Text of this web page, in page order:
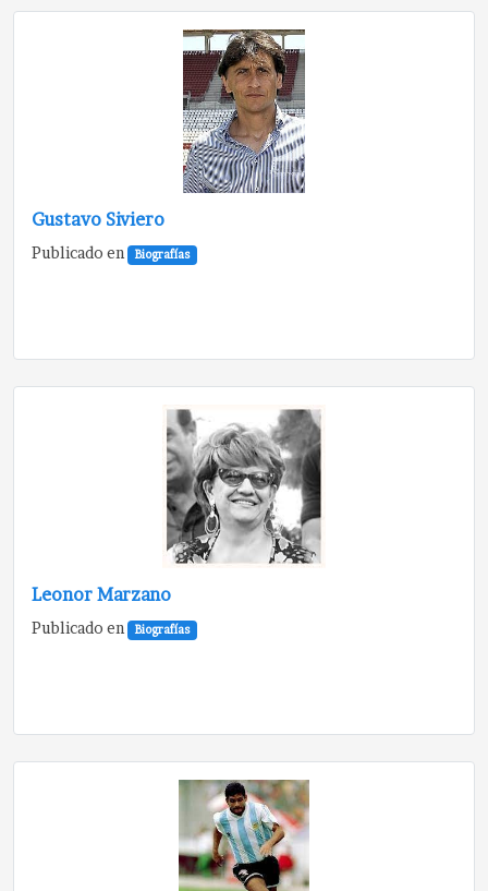
Gustavo Siviero
Publicado en Biografías
Leonor Marzano
Publicado en Biografías